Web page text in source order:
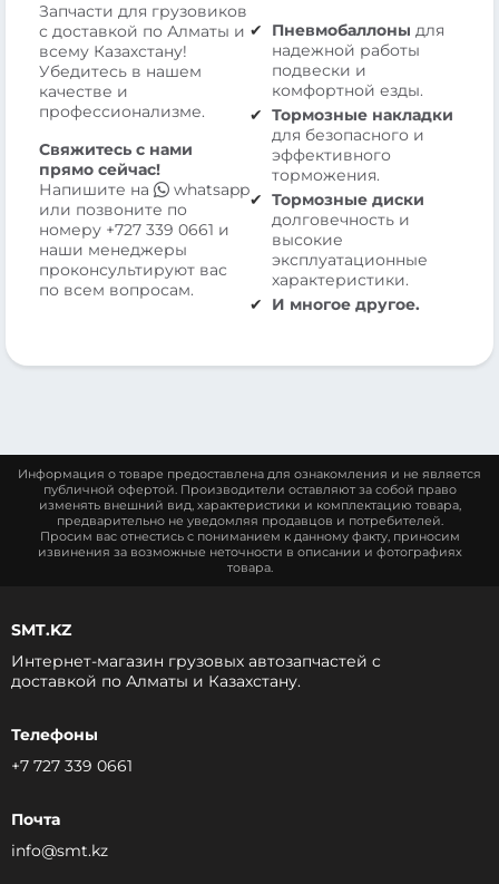
Запчасти для грузовиков
с доставкой по Алматы и
всему Казахстану!
Убедитесь в нашем
качестве и
профессионализме.
Свяжитесь с нами
прямо сейчас!
Напишите на
whatsapp
или позвоните по
номеру +727 339 0661 и
наши менеджеры
проконсультируют вас
по всем вопросам.
Пневмобаллоны для
надежной работы
подвески и
комфортной езды.
Тормозные накладки
для безопасного и
эффективного
торможения.
Тормозные диски
долговечность и
высокие
эксплуатационные
характеристики.
И многое другое.
Информация о товаре предоставлена для ознакомления и не является
публичной офертой. Производители оставляют за собой право
изменять внешний вид, характеристики и комплектацию товара,
предварительно не уведомляя продавцов и потребителей.
Просим вас отнестись с пониманием к данному факту, приносим
извинения за возможные неточности в описании и фотографиях
товара.
SMT.KZ
Интернет-магазин грузовых автозапчастей c
доставкой по Алматы и Казахстану.
Телефоны
+7 727 339 0661
Почта
info@smt.kz